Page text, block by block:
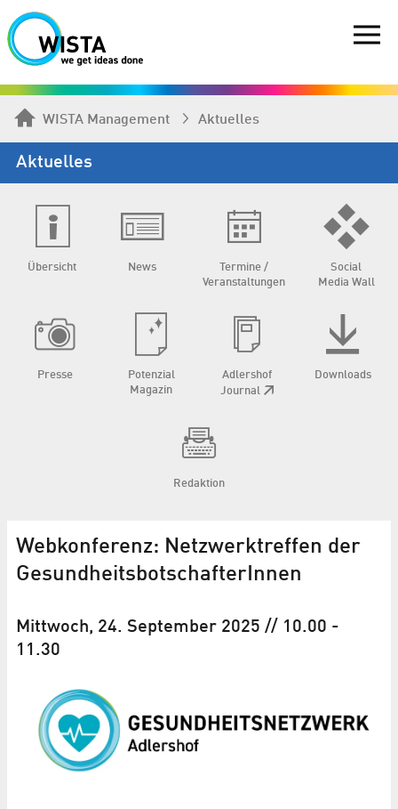
WISTA Management Aktuelles
Aktuelles
Übersicht News
Termine /
Veranstaltungen
Social
Media Wall
Presse
Potenzial
Magazin
Adlershof
Journal
Downloads
Redaktion
Webkonferenz: Netzwerktreffen der
Gesund­heits­bot­schaf­terInnen
Mittwoch, 24. September 2025 // 10.00 -
11.30